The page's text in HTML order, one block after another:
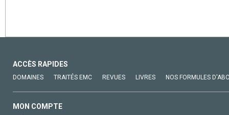
ACCÈS RAPIDES
DOMAINES TRAITÉS EMC REVUES LIVRES NOS FORMULES
MON COMPTE